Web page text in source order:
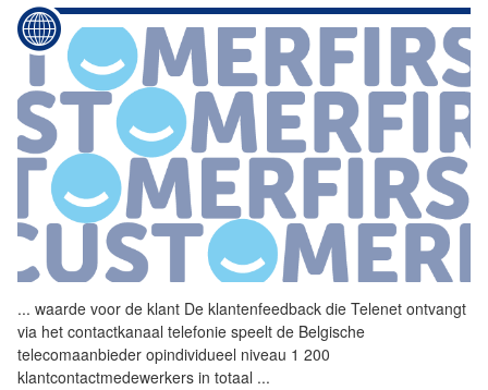
... waarde voor de klant De klantenfeedback die Telenet ontvangt
via het contactkanaal telefonie speelt de Belgische
telecomaanbieder opindividueel niveau 1 200
klantcontactmedewerkers in totaal ...